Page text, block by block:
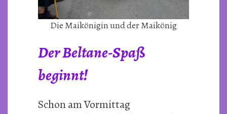
Die Maikönigin und der Maikönig
Der Beltane-Spaß
beginnt!
Schon am Vormittag